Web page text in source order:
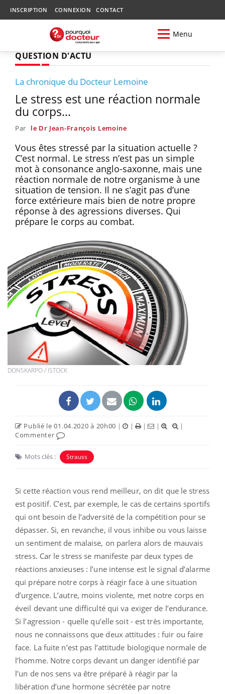
INSCRIPTION CONNEXION CONTACT
Menu
QUESTION D'ACTU
La chronique du Docteur Lemoine
Le stress est une réaction normale
du corps…
Par le Dr Jean-François Lemoine
Vous êtes stressé par la situation actuelle ?
C’est normal. Le stress n’est pas un simple
mot à consonance anglo-saxonne, mais une
réaction normale de notre organisme à une
situation de tension. Il ne s’agit pas d’une
force extérieure mais bien de notre propre
réponse à des agressions diverses. Qui
prépare le corps au combat.
DONSKARPO / ISTOCK
Publié le 01.04.2020 à 20h00 | | | |
|
Commenter
Mots clés : Strauss
Si cette réaction vous rend meilleur, on dit que le stress
est positif. C’est, par exemple, le cas de certains sportifs
qui ont besoin de l’adversité de la compétition pour se
dépasser. Si, en revanche, il vous inhibe ou vous laisse
un sentiment de malaise, on parlera alors de mauvais
stress. Car le stress se manifeste par deux types de
réactions anxieuses : l’une intense est le signal d’alarme
qui prépare notre corps à réagir face à une situation
d’urgence. L’autre, moins violente, met notre corps en
éveil devant une difficulté qui va exiger de l’endurance.
Si l’agression - quelle qu’elle soit - est très importante,
nous ne connaissons que deux attitudes : fuir ou faire
face. La fuite n’est pas l’attitude biologique normale de
l’homme. Notre corps devant un danger identifié par
l’un de nos sens va être préparé à réagir par la
libération d’une hormone sécrétée par notre